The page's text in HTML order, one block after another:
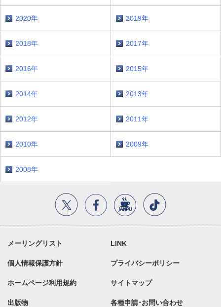
2020年 2019年
2018年 2017年
2016年 2015年
2014年 2013年
2012年 2011年
2010年 2009年
2008年
メーリングリスト LINK
個人情報保護方針 プライバシーポリシー
ホームページ利用規約 サイトマップ
出版物 各種申請･お問い合わせ